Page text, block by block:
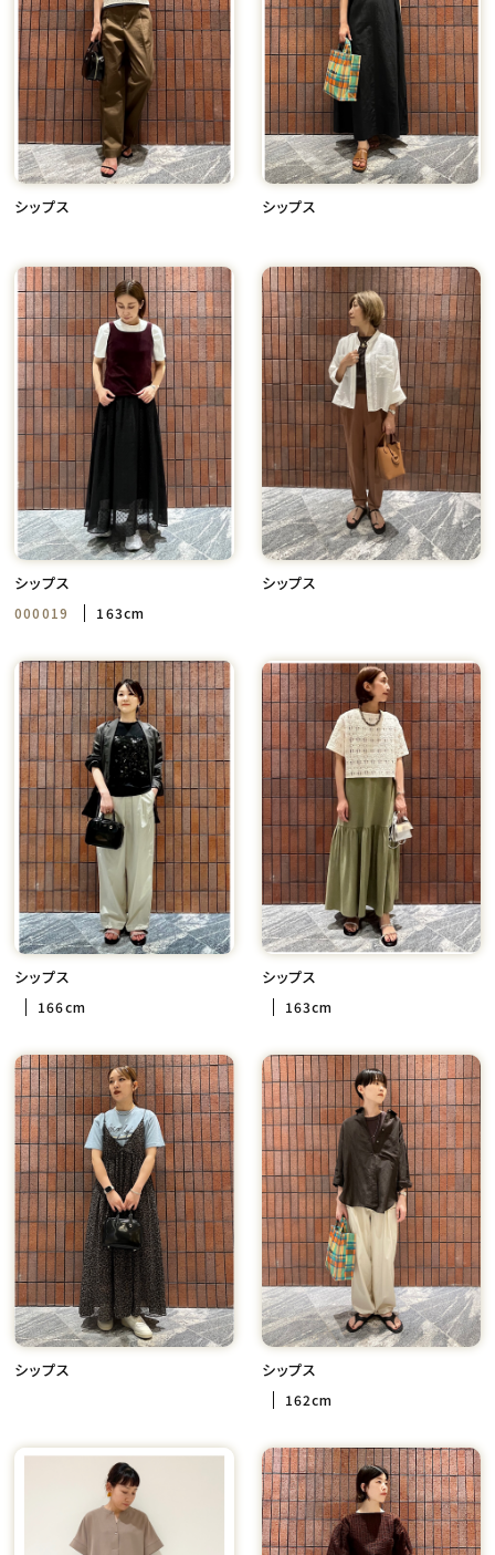
シップス シップス
シップス
000019 163cm
シップス
シップス
166cm
シップス
163cm
シップス シップス
162cm